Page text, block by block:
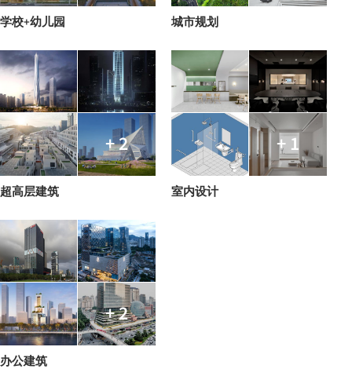
学校+幼儿园 城市规划
+ 2
超高层建筑
+ 1
室内设计
+ 2
办公建筑